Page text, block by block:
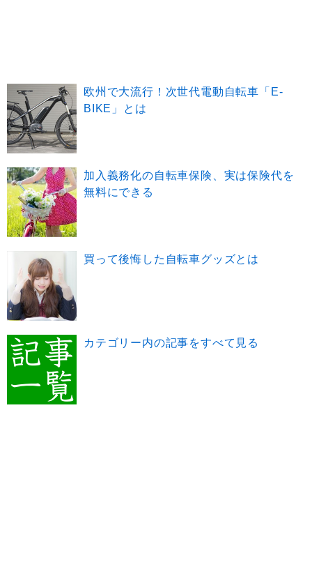
欧州で大流行！次世代電動自転車「E-
BIKE」とは
加入義務化の自転車保険、実は保険代を
無料にできる
買って後悔した自転車グッズとは
カテゴリー内の記事をすべて見る